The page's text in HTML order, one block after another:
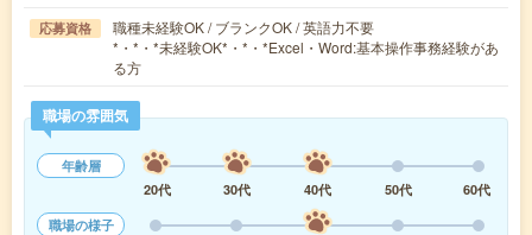
応募資格
職種未経験OK / ブランクOK / 英語力不要
*・*・*未経験OK*・*・*Excel・Word:基本操作事務経験があ
る方
職場の雰囲気
年齢層
20代
30代 40代 50代
60代
職場の様子